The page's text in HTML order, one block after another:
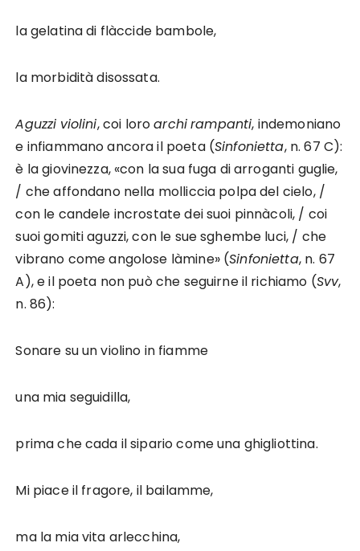
la gelatina di flàccide bambole,
la morbidità disossata.
Aguzzi violini, coi loroarchirampanti, indemoniano
e infiammano ancora il poeta (Sinfonietta, n. 67 C):
è la giovinezza, «con la sua fuga di arroganti guglie,
/ che affondano nella molliccia polpa del cielo, /
con le candele incrostate dei suoi pinnàcoli, / coi
suoi gomiti aguzzi, con le sue sghembe luci, / che
vibrano come angolose làmine» (Sinfonietta, n. 67
A), e il poeta non può che seguirne il richiamo (Svv,
n. 86):
Sonare su un violino in fiamme
una mia seguidilla,
prima che cada il sipario come una ghigliottina.
Mi piace il fragore, il bailamme,
ma la mia vita arlecchina,